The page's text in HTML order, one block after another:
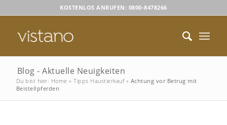
KOSTENLOS ANRUFEN: 0800-8478266
Blog - Aktuelle Neuigkeiten
Du bist hier: Home »Tipps Haustierkauf» Achtung vor Betrug mit
Beistellpferden